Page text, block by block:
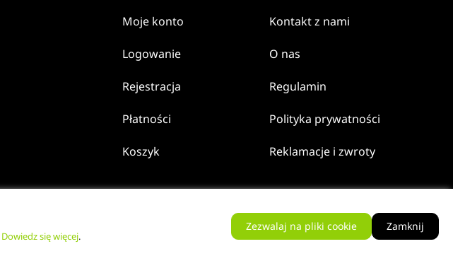
Dowiedz się więcej.
Zezwalaj na pliki cookie Zamknij
Moje konto
Logowanie
Rejestracja
Płatności
Koszyk
Kontakt z nami
O nas
Regulamin
Polityka prywatności
Reklamacje i zwroty
Rokezzz -Sklepy online Ostrzeszów